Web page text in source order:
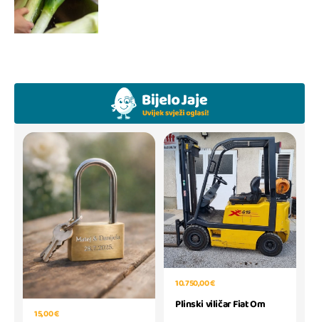
15,00 €
10.750,00 €
Plinski viličar Fiat Om